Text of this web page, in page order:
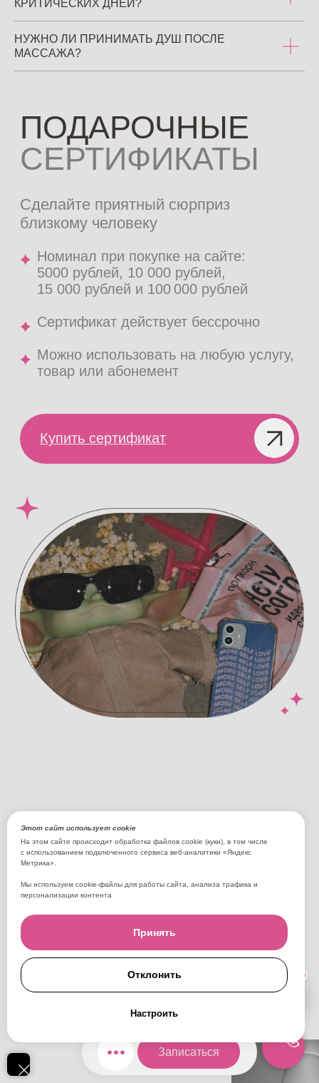
Записаться
КРИТИЧЕСКИХ ДНЕЙ?
НУЖНО ЛИ ПРИНИМАТЬ ДУШ ПОСЛЕ
МАССАЖА?
+7 901 349 62 49
hi@estepil.ru
ООО "ЭСТЭПИЛБЬЮТИ" ©202 6
ОГРН: 1227700703603
ИНН: 9705181521
Документы
Политика конфиденциальности
Пользовательское соглашение
Бесплатные парковки во всех
Этот сайт использует cookie
На этом сайте происходит обработка файлов cookie (куки), в том числе
с использованием подключенного сервиса веб-аналитики «Яндекс
Метрика».
Мы используем cookie-файлы для работы сайта, анализа трафика и
персонализации контента
Принять
Отклонить
Настроить